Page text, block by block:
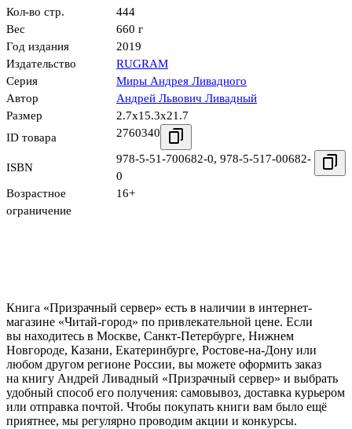
Кол-во стр.
444
Вес
660 г
Год издания
2019
Издательство
RUGRAM
Серия
Миры Андрея Ливадного
Автор
Андрей Львович Ливадный
Размер
2.7x15.3x21.7
ID товара
2760340
ISBN
978-5-51-700682-0, 978-5-517-00682-
0
Возрастное
ограничение
16+
Книга «Призрачный сервер» есть в наличии в интернет-
магазине «Читай-город» по привлекательной цене. Если
вы находитесь в Москве, Санкт-Петербурге, Нижнем
Новгороде, Казани, Екатеринбурге, Ростове-на-Дону или
любом другом регионе России, вы можете оформить заказ
на книгу Андрей Ливадный «Призрачный сервер» и выбрать
удобный способ его получения: самовывоз, доставка курьером
или отправка почтой. Чтобы покупать книги вам было ещё
приятнее, мы регулярно проводим акции и конкурсы.